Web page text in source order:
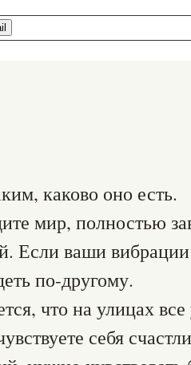
каково оно есть.
мир, полностью
Если ваши
по-другому.
что на улицах
себя